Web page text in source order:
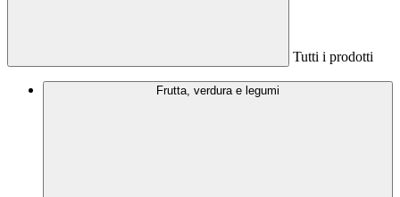
Tutti i prodotti
Frutta, verdura e legumi